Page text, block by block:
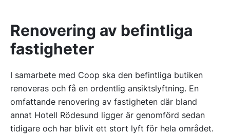
Renovering av befintliga
fastigheter
I samarbete med Coop ska den befintliga butiken
renoveras och få en ordentlig ansiktslyftning. En
omfattande renovering av fastigheten där bland
annat Hotell Rödesund ligger är genomförd sedan
tidigare och har blivit ett stort lyft för hela området.